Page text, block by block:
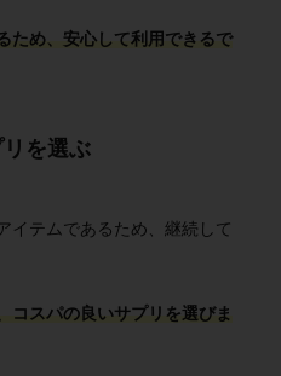
ため、安心して利用できるで
を選ぶ
イテムであるため、継続して
コスパの良いサプリを選びま